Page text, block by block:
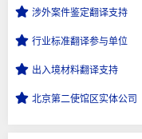
涉外案件鉴定翻译支持
行业标准翻译参与单位
出入境材料翻译支持
北京第二使馆区实体公司